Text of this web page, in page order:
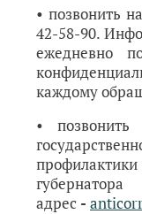
• позвонить
42-58-90.
ежедневно
каждому
•
адрес -